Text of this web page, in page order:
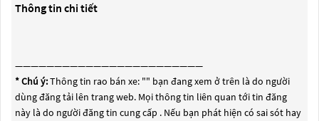
Thông tin chi tiết
————————————————————————
* Chú ý:Thông tin rao bán xe: "" bạn đang xem ở trên là do người
dùng đăng tải lên trang web. Mọi thông tin liên quan tới tin đăng
này là do người đăng tin cung cấp . Nếu bạn phát hiện có sai sót hay